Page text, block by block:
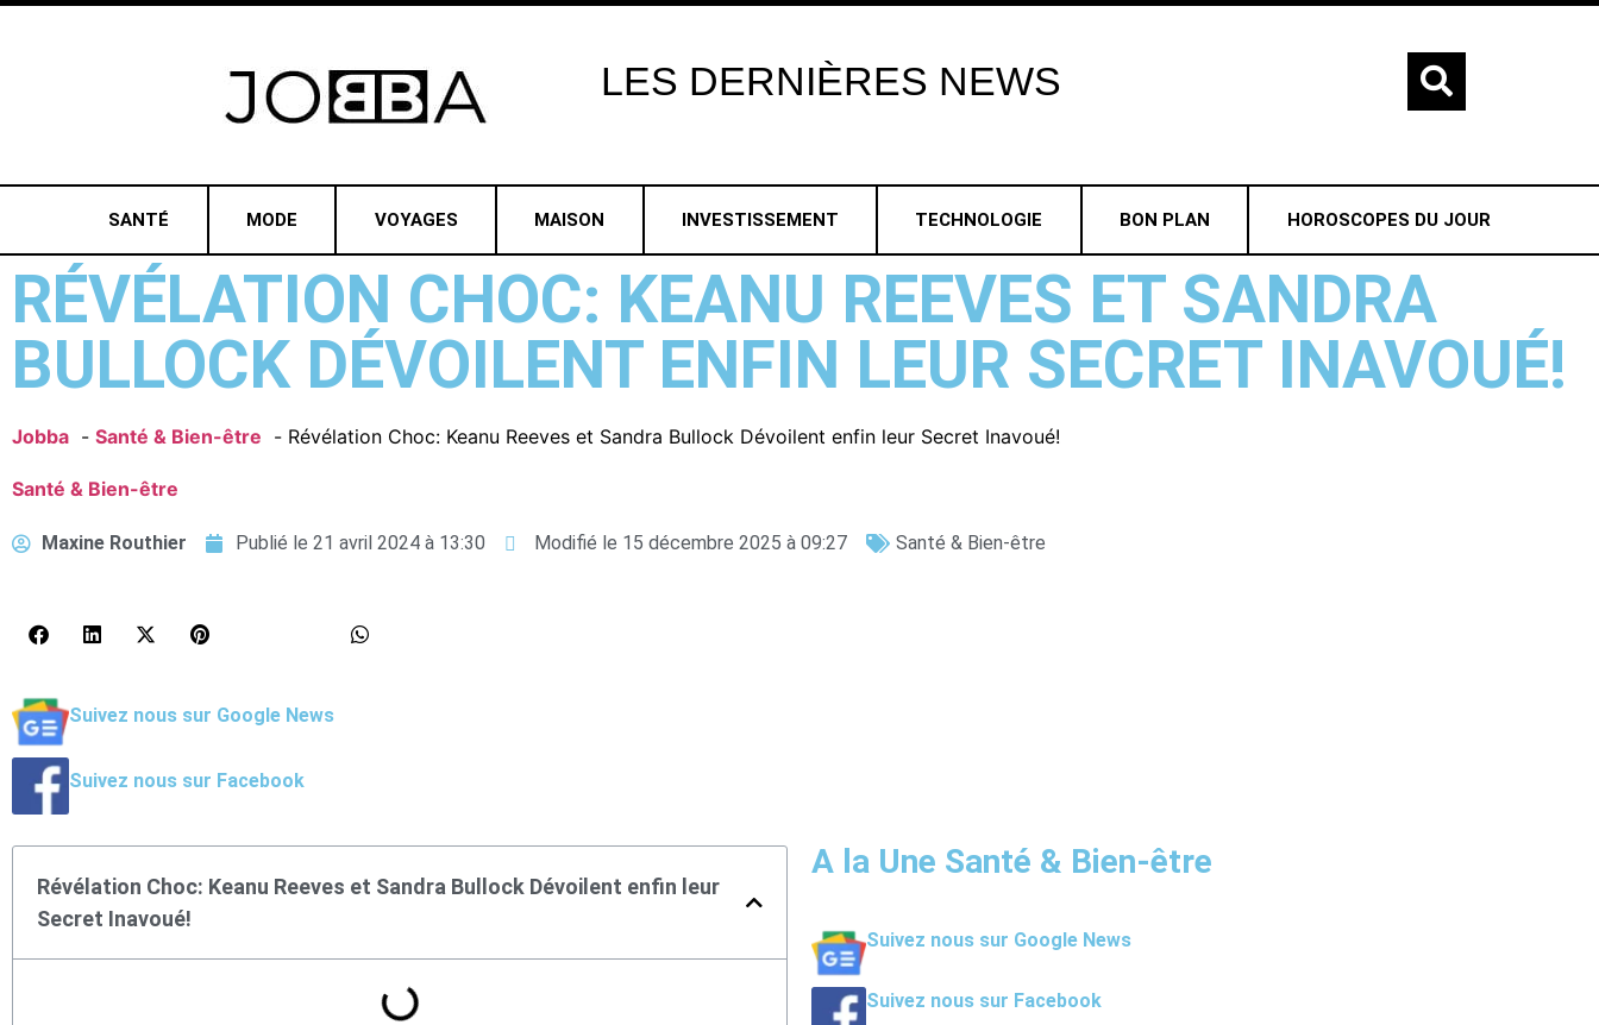
LES DERNIÈRES NEWS
SANTÉ MODE VOYAGES MAISON INVESTISSEMENT TECHNOLOGIE BON PLAN HOROSCOPES DU JOUR
RÉVÉLATION CHOC: KEANU REEVES ET SANDRA
BULLOCK DÉVOILENT ENFIN LEUR SECRET INAVOUÉ!
Jobba Santé & Bien-être Révélation Choc: Keanu Reeves et Sandra Bullock Dévoilent enfin leur Secret Inavoué!
Santé & Bien-être
Maxine Routhier Publié le 21 avril 2024 à 13:30 Modifié le 15 décembre 2025 à 09:27 Santé & Bien-être
Suivez nous sur Google News
Suivez nous sur Facebook
Révélation Choc: Keanu Reeves et Sandra Bullock Dévoilent enfin leur
Secret Inavoué!
A la Une Santé & Bien-être
Suivez nous sur Google News
Suivez nous sur Facebook